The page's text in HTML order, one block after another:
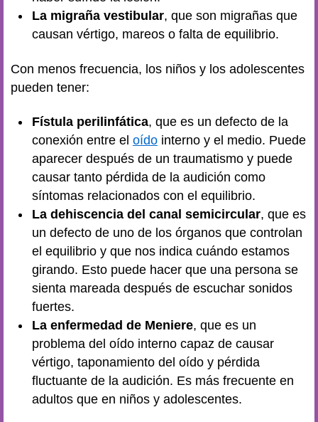
La migraña vestibular, que son migrañas que
causan vértigo, mareos o falta de equilibrio.
Con menos frecuencia, los niños y los adolescentes
pueden tener:
Fístula perilinfática, que es un defecto de la
conexión entre el oído interno y el medio. Puede
aparecer después de un traumatismo y puede
causar tanto pérdida de la audición como
síntomas relacionados con el equilibrio.
La dehiscencia del canal semicircular, que es
un defecto de uno de los órganos que controlan
el equilibrio y que nos indica cuándo estamos
girando. Esto puede hacer que una persona se
sienta mareada después de escuchar sonidos
fuertes.
La enfermedad de Meniere, que es un
problema del oído interno capaz de causar
vértigo, taponamiento del oído y pérdida
fluctuante de la audición. Es más frecuente en
adultos que en niños y adolescentes.